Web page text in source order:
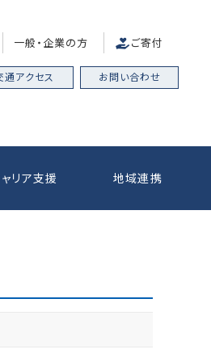
一般・企業の方
ご寄付
通アクセス お問い合わせ
リア支援 地域連携